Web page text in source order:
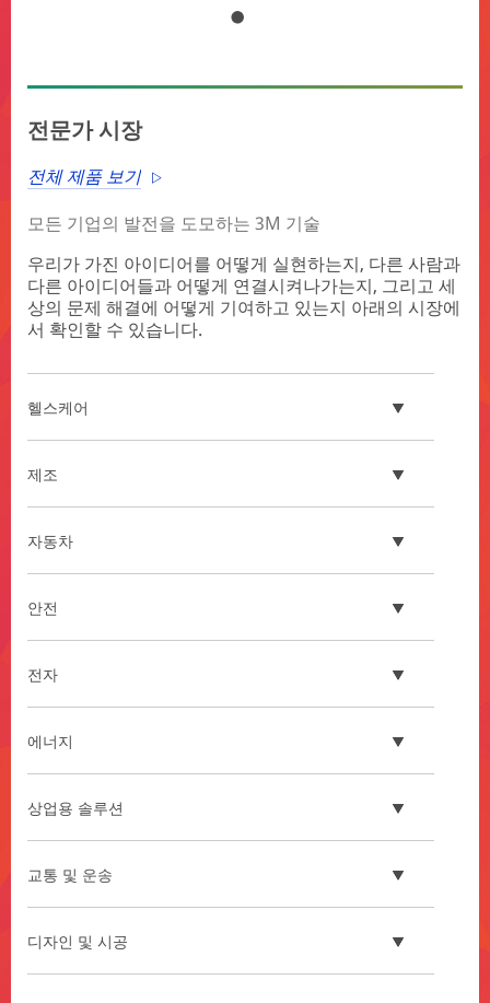
전문가 시장
전체 제품 보기
모든 기업의 발전을 도모하는 3M 기술
우리가 가진 아이디어를 어떻게 실현하는지, 다른 사람과
다른 아이디어들과 어떻게 연결시켜나가는지, 그리고 세
상의 문제 해결에 어떻게 기여하고 있는지 아래의 시장에
서 확인할 수 있습니다.
헬스케어
제조
자동차
안전
전자
에너지
상업용 솔루션
교통 및 운송
디자인 및 시공